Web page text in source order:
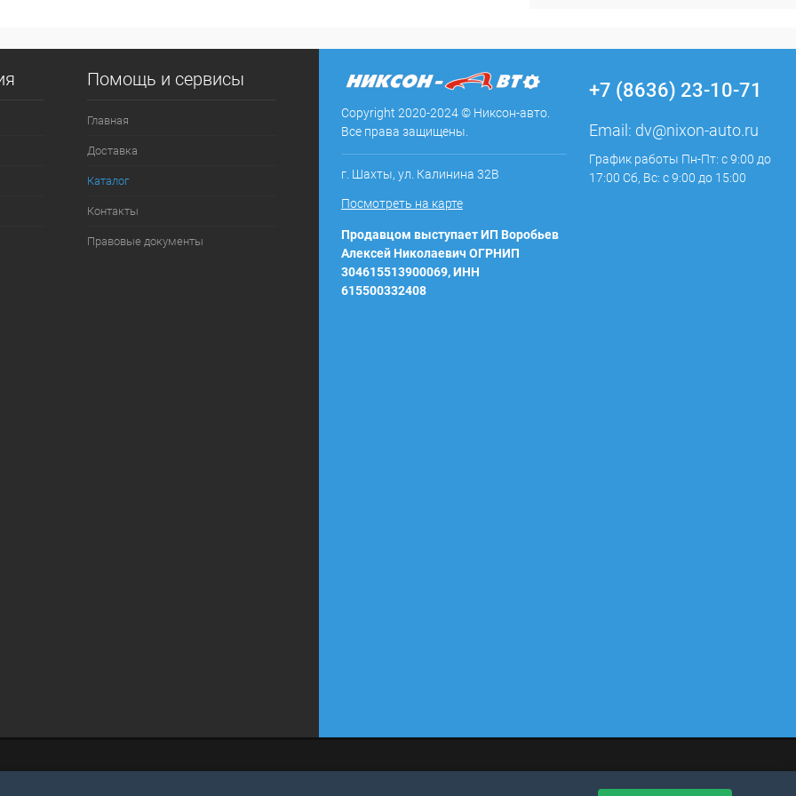
Сравнение
В наличии
Помощь и сервисы
Главная
Доставка
Каталог
Контакты
Правовые документы
Copyright 2020-2024 © Никсон-авто.
Все права защищены.
г. Шахты, ул. Калинина 32В
Посмотреть на карте
Продавцом выступает ИП Воробьев
Алексей Николаевич ОГРНИП
304615513900069, ИНН
615500332408
+7 (8636) 23-10-71
Email: dv@nixon-auto.ru
График работы Пн-Пт: с 9:00 до
17:00 Сб, Вс: с 9:00 до 15:00